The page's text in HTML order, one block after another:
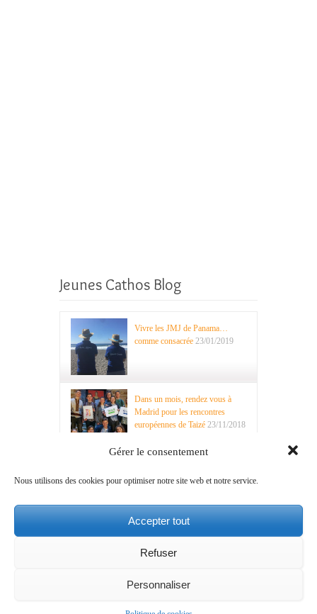
Gérer le consentement
Nous utilisons des cookies pour optimiser notre site web et notre service.
Accepter tout
Refuser
Personnaliser
Jeunes Cathos Blog
Vivre les JMJ de Panama…
comme consacrée 23/01/2019
Dans un mois, rendez vous à
Madrid pour les rencontres
européennes de Taizé 23/11/2018
Recherche